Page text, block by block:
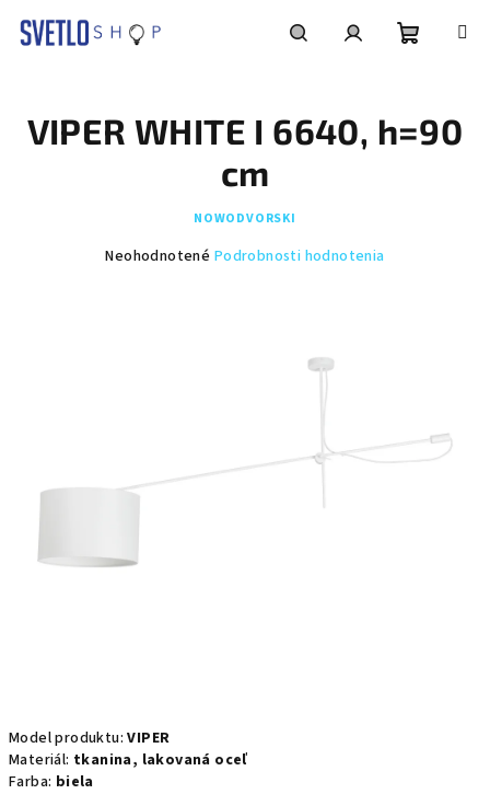
košík
Model produktu:VIPER
Materiál: tkanina, lakovaná oceľ
Farba: biela
VIPER WHITE I 6640, h=90
cm
NOWODVORSKI
Priemerné
Neohodnotené Podrobnosti hodnotenia